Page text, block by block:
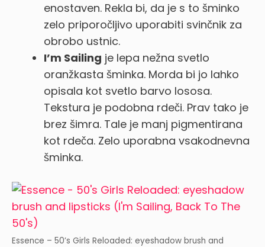
enostaven. Rekla bi, da je s to šminko
zelo priporočljivo uporabiti svinčnik za
obrobo ustnic.
I’m Sailing je lepa nežna svetlo
oranžkasta šminka. Morda bi jo lahko
opisala kot svetlo barvo lososa.
Tekstura je podobna rdeči. Prav tako je
brez šimra. Tale je manj pigmentirana
kot rdeča. Zelo uporabna vsakodnevna
šminka.
Essence – 50’s Girls Reloaded: eyeshadow brush and